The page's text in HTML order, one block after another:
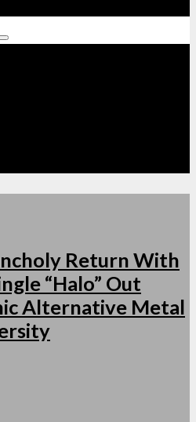
Return With
“Halo” Out
Alternative Metal